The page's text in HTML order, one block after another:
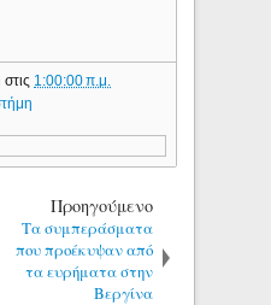
στις 1:00:00 π.μ.
Προηγούμενο
Τα συμπεράσματα
που προέκυψαν από
τα ευρήματα στην
Βεργίνα